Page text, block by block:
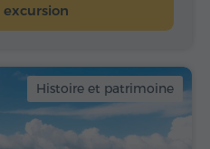
Histoire et patrimoine